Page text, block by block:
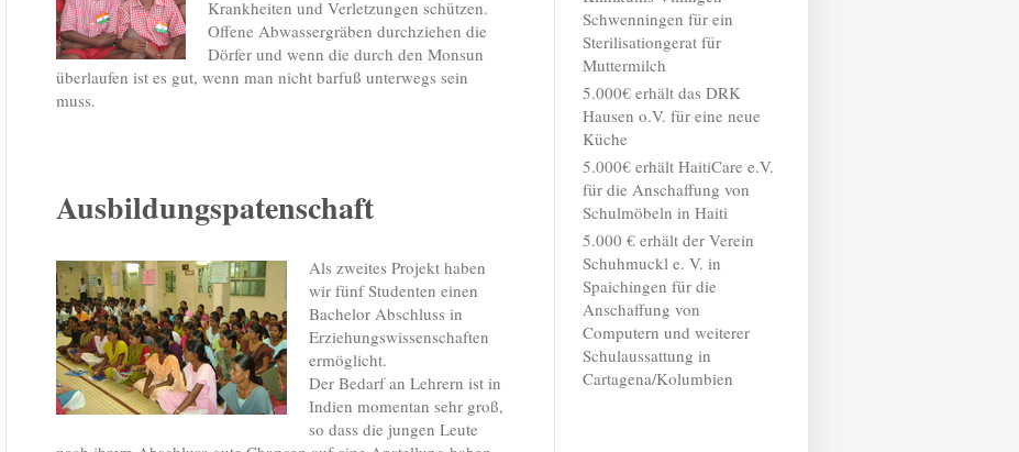
Krankheiten und Verletzungen schützen.
Offene Abwassergräben durchziehen die
Dörfer und wenn die durch den Monsun
überlaufen ist es gut, wenn man nicht barfuß unterwegs sein
muss.
Ausbildungspatenschaft
Als zweites Projekt haben
wir fünf Studenten einen
Bachelor Abschluss in
Erziehungswissenschaften
ermöglicht.
Der Bedarf an Lehrern ist in
Indien momentan sehr groß,
so dass die jungen Leute
Schwenningen für ein
Sterilisationgerat für
Muttermilch
5.000€ erhält das DRK
Hausen o.V. für eine neue
Küche
5.000€ erhält HaitiCare e.V.
für die Anschaffung von
Schulmöbeln in Haiti
5.000 € erhält der Verein
Schuhmuckl e. V. in
Spaichingen für die
Anschaffung von
Computern und weiterer
Schulaussattung in
Cartagena/Kolumbien